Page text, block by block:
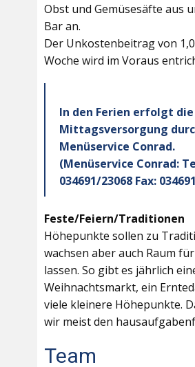
Obst und Gemüsesäfte aus
Bar an.
Der Unkostenbeitrag von
Woche wird im Voraus
In den Ferien erfolgt die
Mittagsversorgung
Menüservice Conrad.
(Menüservice Conrad:
034691/23068 Fax:
Feste/Feiern/Traditionen
Höhepunkte sollen zu
wachsen aber auch Raum
lassen. So gibt es jährlich
Weihnachtsmarkt, ein
viele kleinere Höhepunkte.
wir meist den
Team